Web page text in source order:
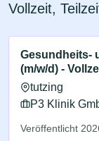
Vollzeit,
Gesundheits-
(m/w/d) -
tutzing
P3 Klinik
Veröffentlicht